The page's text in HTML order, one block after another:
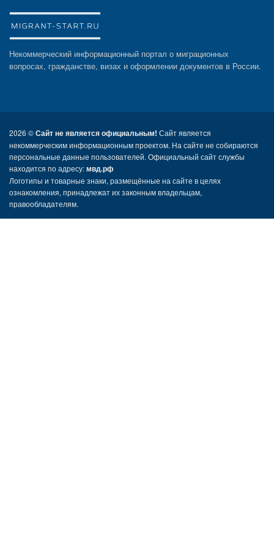
Некоммерческий информационный портал о миграционных
вопросах, гражданстве, визах и оформлении документов в России.
2026 ©Сайт не является официальным! Сайт является
некоммерческим информационным проектом. На сайте не собираются
персональные данные пользователей. Официальный сайт службы
находится по адресу:мвд.рф
Логотипы и товарные знаки, размещённые на сайте в целях
ознакомления, принадлежат их законным владельцам,
правообладателям.